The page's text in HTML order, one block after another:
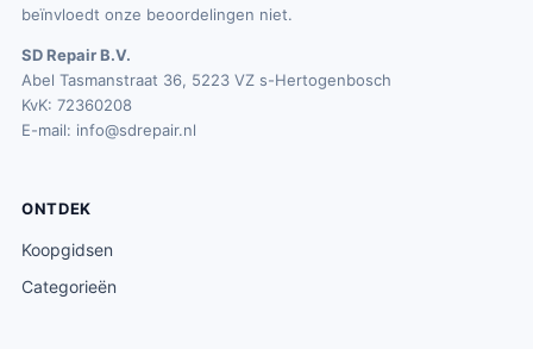
beïnvloedt onze beoordelingen niet.
SD Repair B.V.
Abel Tasmanstraat 36, 5223 VZ s-Hertogenbosch
KvK: 72360208
E-mail: info@sdrepair.nl
ONTDEK
Koopgidsen
Categorieën